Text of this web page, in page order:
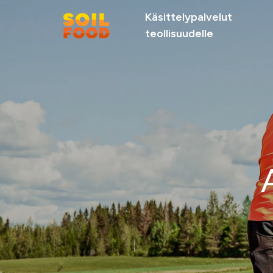
Käsittelypalvelut
teollisuudelle
teollisuudelle